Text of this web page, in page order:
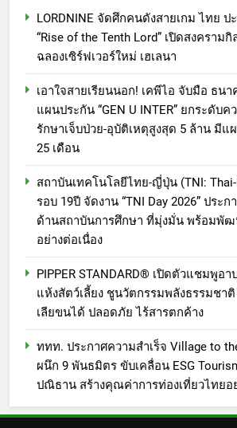
LORDNINE จัดศึกคนดังสายเกม ไทย
“Rise of the Tenth Lord” เปิดสงคราม
ฉลองเซิร์ฟเวอร์ใหม่ เฮเลนา
เอาใจสายเรียนนอก! เคพีไอ จับมือ ธน
แผนประกัน “GEN U INTER” ยกระดับ
รักษาเจ็บป่วย-อุบัติเหตุสูงสุด 5 ล้าน มีแ
25 เดือน
สถาบันเทคโนโลยีไทย-ญี่ปุ่น (TNI:
รอบ 19ปี จัดงาน “TNI Day 2026” ประ
ด้านสถาบันการศึกษา ที่มุ่งมั่น พร้อมพัฒ
อย่างต่อเนื่อง
PIPPER STANDARD® เปิดตัวแชมพูอ
แห้งสัตว์เลี้ยง ชูนวัตกรรมพลังธรรมชาติ
เลียขนได้ ปลอดภัย ไร้สารตกค้าง
ททท. ประกาศความสำเร็จ Village to
ผนึก 9 พันธมิตร ขับเคลื่อน ESG
ปณิธาน สร้างคุณค่าการท่องเที่ยวไทยอ